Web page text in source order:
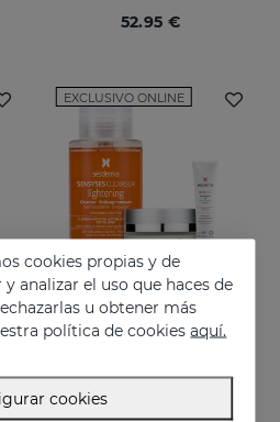
52.95 €
Contorno De Ojos
Hidratación x3 para la zona del contorno de ojo
EXCLUSIVO ONLINE
Añadir
PACK Superingredientes
cookies propias y de
analizar el uso que haces de
u obtener más
política de cookiesaquí.
cookies